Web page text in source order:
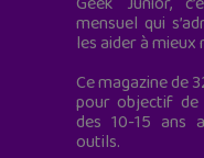
mensuel qui
les aider à
Ce magazine de
pour objectif de
des 10-15 ans
outils.